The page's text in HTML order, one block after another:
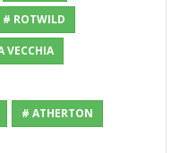
# ROTWILD
VECCHIA
# ATHERTON